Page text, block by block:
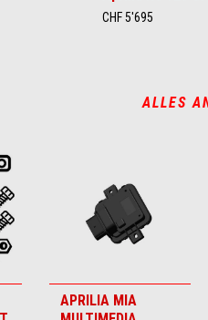
CHF 5'695
ALLES
APRILIA MIA